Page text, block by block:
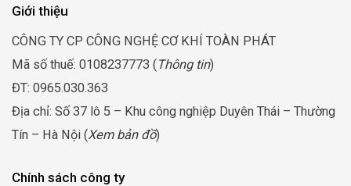
Giới thiệu
CÔNG TY CP CÔNG NGHỆ CƠ KHÍ TOÀN PHÁT
Mã số thuế: 0108237773 ( Thông tin)
ĐT: 0965.030.363
Địa chỉ: Số 37 lô 5 – Khu công nghiệp Duyên Thái – Thường
Tín – Hà Nội (Xem bản đồ)
Chính sách công ty